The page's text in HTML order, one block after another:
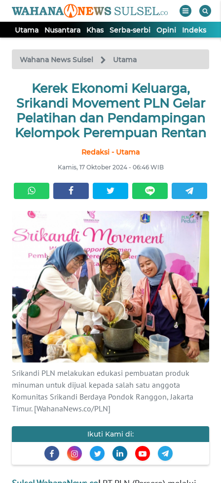
Utama Nusantara Khas Serba-serbi Opini Indeks
Wahana News Sulsel Utama
Kerek Ekonomi Keluarga,
Srikandi Movement PLN Gelar
Pelatihan dan Pendampingan
Kelompok Perempuan Rentan
Redaksi - Utama
Kamis, 17 Oktober 2024 - 06:46 WIB
Srikandi PLN melakukan edukasi pembuatan produk
minuman untuk dijual kepada salah satu anggota
Komunitas Srikandi Berdaya Pondok Ranggon, Jakarta
Timur. [WahanaNews.co/PLN]
Ikuti Kami di:
TV
Tutup
UTAMA
NUSANTARA
SERBI
OPINI
Informasi
INDEKS
KONTAK
KAMI
INFO
IKLAN
TENTANG
KAMI
PEDOMAN
MEDIA